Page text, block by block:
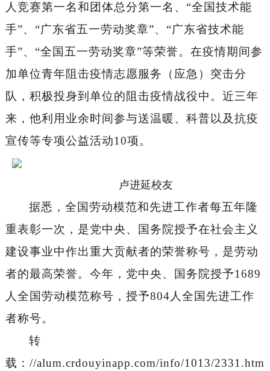
人竞赛第一名和团体总分第一名、“全国技术能
手”、“广东省五一劳动奖章”、 “广东省技术能
手”、 “全国五一劳动奖章”等荣誉。 在疫情期间参
加单位青年阻击疫情志愿服务（应急）突击分
队，积极投身到单位的阻击疫情战役中。近三年
来，他利用业余时间参与送温暖、科普以及抗疫
宣传等专项公益活动10项。
卢进延校友
据悉，全国劳动模范和先进工作者每五年隆
重表彰一次 ， 是党中央、国务院授予在社会主义
建设事业中作出重大贡献者的荣誉称号，是劳动
者的最高荣誉。今年，党中央、国务院授予1689
人全国劳动模范称号，授予804人全国先进工作
者称号。
转
载：//alum.crdouyinapp.com/info/1013/2331.htm